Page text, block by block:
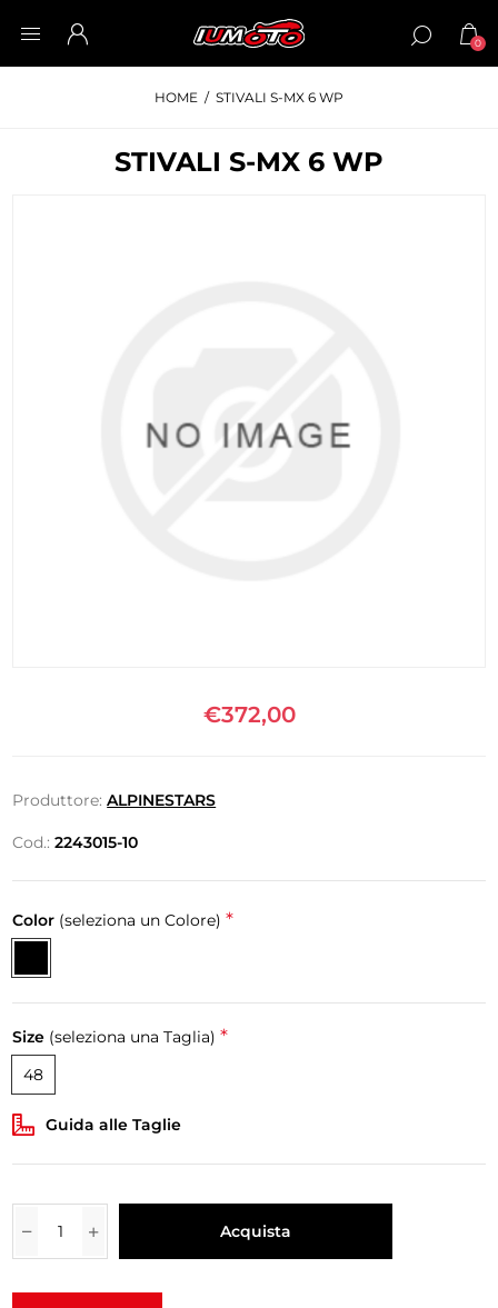
0
HOME / STIVALI S-MX 6 WP
STIVALI S-MX 6 WP
€372,00
Produttore: ALPINESTARS
Cod.: 2243015-10
Color (seleziona un Colore) *
Size (seleziona una Taglia) *
48
Guida alle Taglie
Acquista